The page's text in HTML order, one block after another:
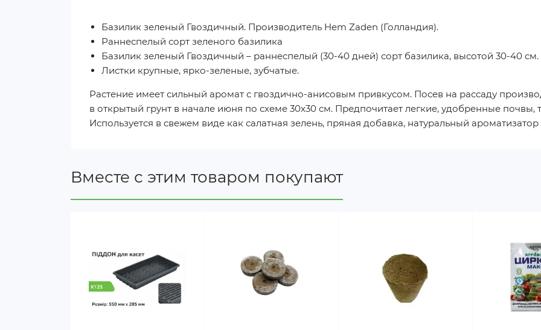
Базилик зеленый Гвоздичный. Производитель Hem Zaden (Голландия).
Раннеспелый сорт зеленого базилика
Базилик зеленый Гвоздичный – раннеспелый (30-40 дней) сорт базилика, высотой 30-40 см.
Листки крупные, ярко-зеленые, зубчатые.
Растение имеет сильный аромат с гвоздично-анисовым привкусом. Посев на рассаду
в открытый грунт в начале июня по схеме 30x30 см. Предпочитает легкие, удобренные почвы,
Используется в свежем виде как салатная зелень, пряная добавка, натуральный
Вместе с этим товаром покупают